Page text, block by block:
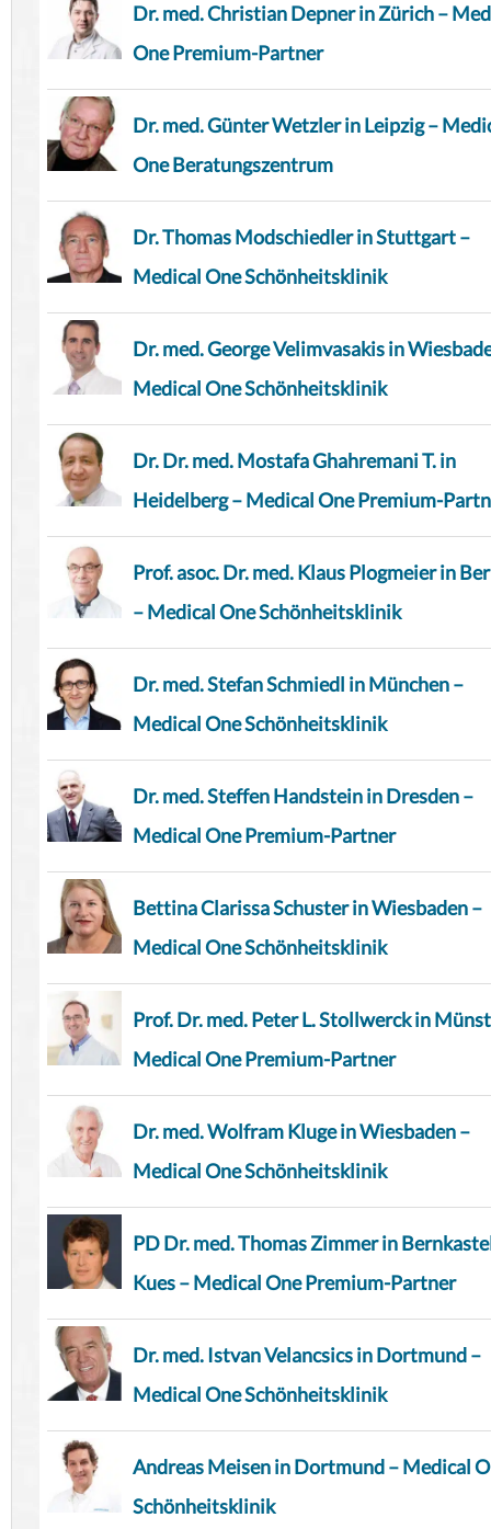
Dr. med. Christian Depner in Zürich –
One Premium-Partner
Dr. med. Günter Wetzler in Leipzig –
One Beratungszentrum
Dr. Thomas Modschiedler in Stuttgart –
Medical One Schönheitsklinik
Dr. med. George Velimvasakis in
Medical One Schönheitsklinik
Dr. Dr. med. Mostafa Ghahremani T. in
Heidelberg – Medical One Premium-
Prof. asoc. Dr. med. Klaus Plogmeier in
– Medical One Schönheitsklinik
Dr. med. Stefan Schmiedl in München –
Medical One Schönheitsklinik
Dr. med. Steffen Handstein in Dresden –
Medical One Premium-Partner
Bettina Clarissa Schuster in Wiesbaden –
Medical One Schönheitsklinik
Prof. Dr. med. Peter L. Stollwerck in
Medical One Premium-Partner
Dr. med. Wolfram Kluge in Wiesbaden –
Medical One Schönheitsklinik
PD Dr. med. Thomas Zimmer in
Kues – Medical One Premium-Partner
Dr. med. Istvan Velancsics in Dortmund –
Medical One Schönheitsklinik
Andreas Meisen in Dortmund – Medical
Schönheitsklinik